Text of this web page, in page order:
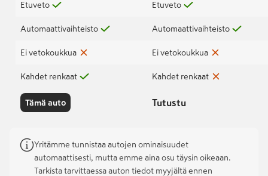
Etuveto
Automaattivaihteisto
Ei vetokoukkua
Kahdet renkaat
Tämä auto
Etuveto
Automaattivaihteisto
Ei vetokoukkua
Kahdet renkaat
Tutustu
Yritämme tunnistaa autojen ominaisuudet
automaattisesti, mutta emme aina osu täysin oikeaan.
Tarkista tarvittaessa auton tiedot myyjältä ennen